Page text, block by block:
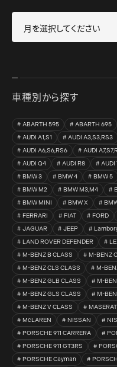
車種別から探す
ABARTH 595 ABARTH 695
AUDI A1,S1
AUDI A3,S3,RS3
AUDI A6,S6,RS6
AUDI
AUDI Q4
AUDI R8 AUDI
BMW 3
BMW 4 BMW 5
BMW M2
BMW M3,M4
BMW MINI
BMW X
FERRARI
FIAT FORD
JAGUAR
JEEP
LAND ROVER DEFENDER
M-BENZ B CLASS
M-BENZ
M-BENZ CLS CLASS
M-
M-BENZ GLB CLASS
M-
M-BENZ GLS CLASS
M-
M-BENZ V CLASS
MASERATI
McLAREN
NISSAN
PORSCHE 911 CARRERA
PORSCHE 911 GT3RS
PORSCHE Cayman